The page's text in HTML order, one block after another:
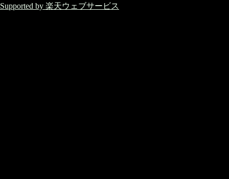
Supported by 楽天ウェブサービス